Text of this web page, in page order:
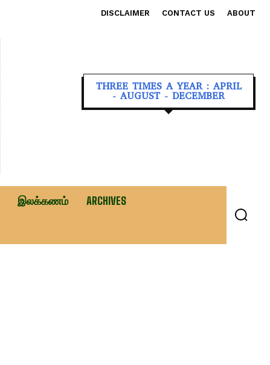
DISCLAIMER CONTACT US ABOUT
THREE TIMES A YEAR : APRIL
- AUGUST - DECEMBER
இலக்கணம் ARCHIVES